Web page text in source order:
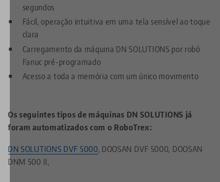
segundos
Fácil, operação intuitiva em uma tela sensível ao toque
clara
Carregamento da máquina DN SOLUTIONS por robô
Fanuc pré-programado
Acesso a toda a memória com um único movimento
Os seguintes tipos de máquinas DN SOLUTIONS já
foram automatizados com o RoboTrex:
DN SOLUTIONS DVF 5000, DOOSAN DVF 5000, DOOSAN
DNM 500 II,